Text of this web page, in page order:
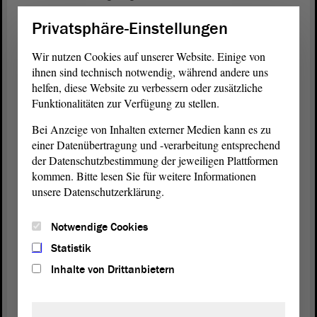
erfahren.
den Fachausschuss befasste sich derAusschussfür
Wirtschaft und Tourismus im Rahmen der
Selbstbefassung bereits seit der 2. Sitzung am 11.
November 2021 mit mehreren Anträgen, die den
Themenkomplex der Versorgungssicherheit und der
Entwicklung der Öl- und Gaspreise sowie deren
Folgen für Verbraucher und Industrie umfassten.
DerAusschussverständigte sich in der 12. Sitzung
derFraktionDIE LINKE in der Drs. 8/1288
gemeinsam mit den vorliegenden
Selbstbefassungsanträgen als Themenkomplex in
Privatsphäre-Einstellungen
Wir nutzen Cookies auf unserer Website. Einige von
ihnen sind technisch notwendig, während andere uns
helfen, diese Website zu verbessern oder zusätzliche
Funktionalitäten zur Verfügung zu stellen.
Bei Anzeige von Inhalten externer Medien kann es zu
einer Datenübertragung und -verarbeitung entsprechend
der Datenschutzbestimmung der jeweiligen Plattformen
kommen. Bitte lesen Sie für weitere Informationen
unsere Datenschutzerklärung.
Notwendige Cookies
Statistik
Inhalte von Drittanbietern